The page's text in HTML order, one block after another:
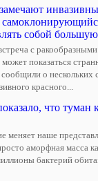
собой большую
с
показаться
о нескольких
красного...
что туман
меняет наше
аморфная масса
бактерий